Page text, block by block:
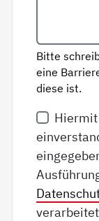
Bitte
eine
diese ist.